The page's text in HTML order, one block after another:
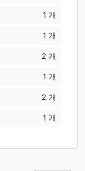
1 개
1 개
2 개
1 개
2 개
1 개